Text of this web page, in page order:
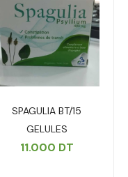
SPAGULIA BT/15
GELULES
11.000 DT